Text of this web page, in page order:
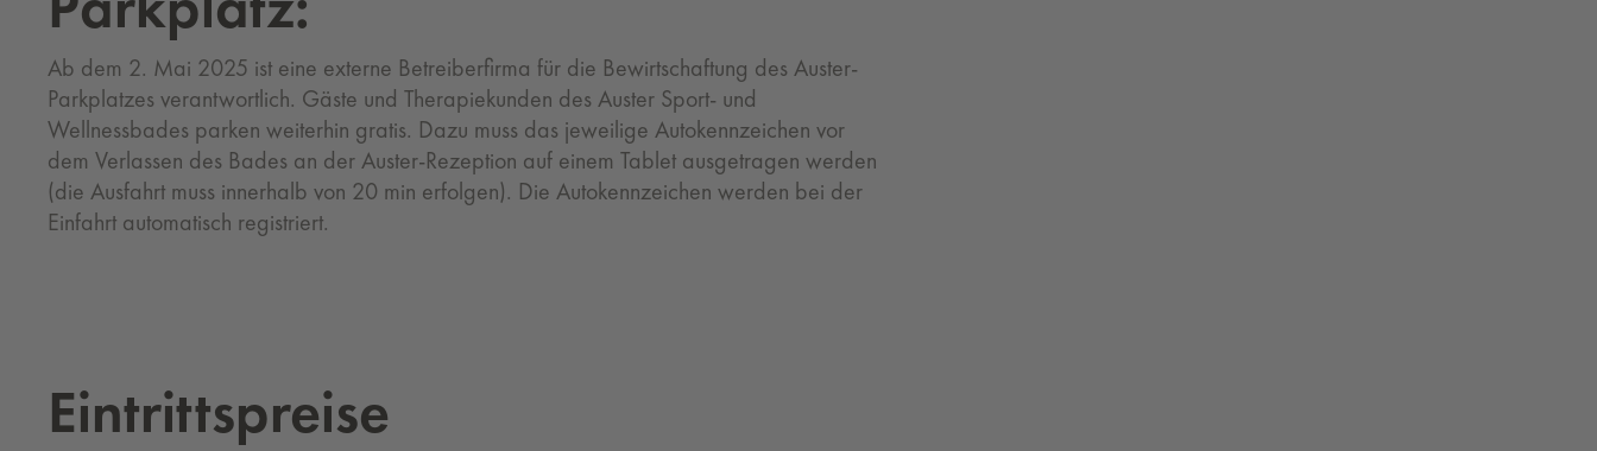
Ab dem 2. Mai 2025 ist eine externe Betreiberfirma für die Bewirtschaftung des Auster-
Parkplatzes verantwortlich. Gäste und Therapiekunden des Auster Sport- und
Wellnessbades parken weiterhin gratis. Dazu muss das jeweilige Autokennzeichen vor
dem Verlassen des Bades an der Auster-Rezeption auf einem Tablet ausgetragen werden
(die Ausfahrt muss innerhalb von 20 min erfolgen). Die Autokennzeichen werden bei der
Einfahrt automatisch registriert.
Ein­tritts­prei­se